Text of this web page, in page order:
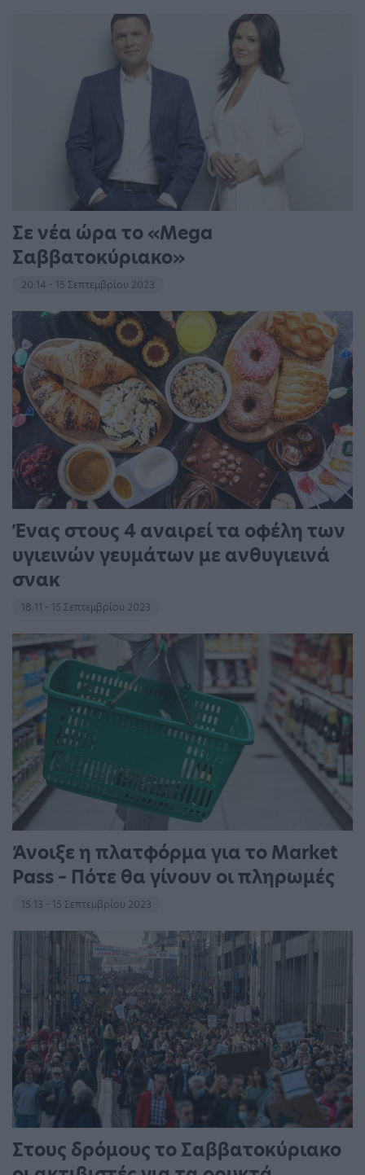
Σε νέα ώρα το «Mega
Σαββατοκύριακο»
20:14 - 15 Σεπτεμβρίου 2023
Ένας στους 4 αναιρεί τα οφέλη των
υγιεινών γευμάτων με ανθυγιεινά
σνακ
18:11 - 15 Σεπτεμβρίου 2023
Άνοιξε η πλατφόρμα για το Market
Pass – Πότε θα γίνουν οι πληρωμές
15:13 - 15 Σεπτεμβρίου 2023
Στους δρόμους το Σαββατοκύριακο